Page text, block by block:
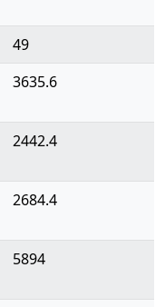
49
3635.6
2442.4
2684.4
5894